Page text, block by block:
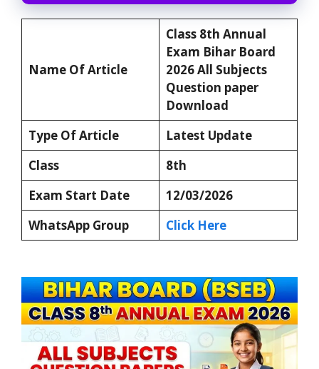
Name Of Article
Class 8th Annual
Exam Bihar Board
2026 All Subjects
Question paper
Download
Type Of Article
Latest Update
Class
8th
Exam Start Date
12/03/2026
WhatsApp Group
Click Here